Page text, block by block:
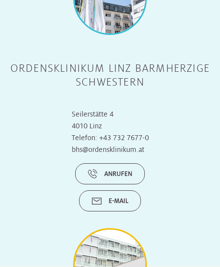
ORDENSKLINIKUM LINZ BARMHERZIGE
SCHWESTERN
Seilerstätte 4
4010 Linz
Telefon: +43 732 7677-0
bhs@ordensklinikum.at
ANRUFEN
E-MAIL